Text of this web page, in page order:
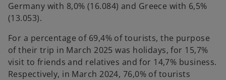
Germany with 8,0% (16.084) and Greece with 6,5%
(13.053).
For a percentage of 69,4% of tourists, the purpose
of their trip in March 2025 was holidays, for 15,7%
visit to friends and relatives and for 14,7% business.
Respectively, in March 2024, 76,0% of tourists